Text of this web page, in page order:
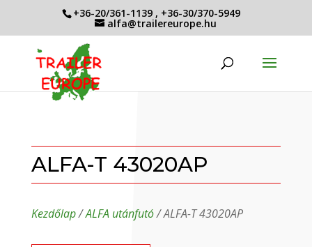
+36-20/361-1139 , +36-30/370-5949
alfa@trailereurope.hu
ALFA-T 43020AP
Kezdőlap/ALFA utánfutó/ ALFA-T 43020AP